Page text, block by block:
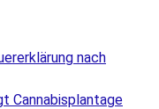
nach
Cannabisplantage